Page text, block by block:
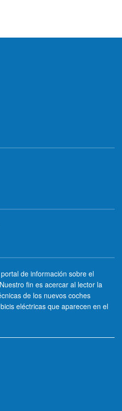
de información sobre el
fin es acercar al lector la
de los nuevos coches
eléctricas que aparecen en el